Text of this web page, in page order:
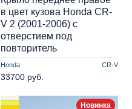
Honda CR-V
в цвет кузова Honda CR-
V 2 (2001-2006) с
отверстием под
повторитель
33700 руб.
Новинка